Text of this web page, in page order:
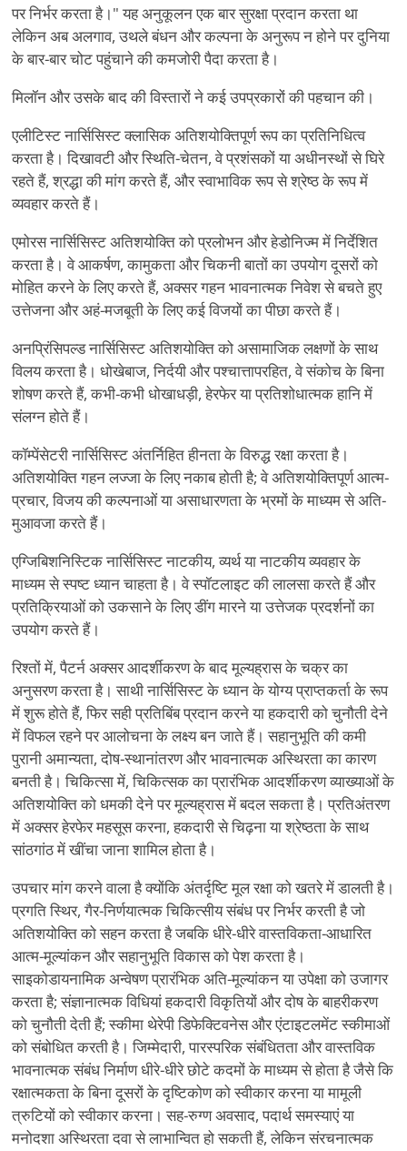
पर निर्भर करता है।" यह अनुकूलन एक बार सुरक्षा प्रदान करता था
लेकिन अब अलगाव, उथले बंधन और कल्पना के अनुरूप न होने पर दुनिया
के बार-बार चोट पहुंचाने की कमजोरी पैदा करता है।
मिलॉन और उसके बाद की विस्तारों ने कई उपप्रकारों की पहचान की।
एलीटिस्ट नार्सिसिस्ट क्लासिक अतिशयोक्तिपूर्ण रूप का प्रतिनिधित्व
करता है। दिखावटी और स्थिति-चेतन, वे प्रशंसकों या अधीनस्थों से घिरे
रहते हैं, श्रद्धा की मांग करते हैं, और स्वाभाविक रूप से श्रेष्ठ के रूप में
व्यवहार करते हैं।
एमोरस नार्सिसिस्ट अतिशयोक्ति को प्रलोभन और हेडोनिज्म में निर्देशित
करता है। वे आकर्षण, कामुकता और चिकनी बातों का उपयोग दूसरों को
मोहित करने के लिए करते हैं, अक्सर गहन भावनात्मक निवेश से बचते हुए
उत्तेजना और अहं-मजबूती के लिए कई विजयों का पीछा करते हैं।
अनप्रिंसिपल्ड नार्सिसिस्ट अतिशयोक्ति को असामाजिक लक्षणों के साथ
विलय करता है। धोखेबाज, निर्दयी और पश्चात्तापरहित, वे संकोच के बिना
शोषण करते हैं, कभी-कभी धोखाधड़ी, हेरफेर या प्रतिशोधात्मक हानि में
संलग्न होते हैं।
कॉम्पेंसेटरी नार्सिसिस्ट अंतर्निहित हीनता के विरुद्ध रक्षा करता है।
अतिशयोक्ति गहन लज्जा के लिए नकाब होती है; वे अतिशयोक्तिपूर्ण आत्म-
प्रचार, विजय की कल्पनाओं या असाधारणता के भ्रमों के माध्यम से अति-
मुआवजा करते हैं।
एग्जिबिशनिस्टिक नार्सिसिस्ट नाटकीय, व्यर्थ या नाटकीय व्यवहार के
माध्यम से स्पष्ट ध्यान चाहता है। वे स्पॉटलाइट की लालसा करते हैं और
प्रतिक्रियाओं को उकसाने के लिए डींग मारने या उत्तेजक प्रदर्शनों का
उपयोग करते हैं।
रिश्तों में, पैटर्न अक्सर आदर्शीकरण के बाद मूल्यह्रास के चक्र का
अनुसरण करता है। साथी नार्सिसिस्ट के ध्यान के योग्य प्राप्तकर्ता के रूप
में शुरू होते हैं, फिर सही प्रतिबिंब प्रदान करने या हकदारी को चुनौती देने
में विफल रहने पर आलोचना के लक्ष्य बन जाते हैं। सहानुभूति की कमी
पुरानी अमान्यता, दोष-स्थानांतरण और भावनात्मक अस्थिरता का कारण
बनती है। चिकित्सा में, चिकित्सक का प्रारंभिक आदर्शीकरण व्याख्याओं के
अतिशयोक्ति को धमकी देने पर मूल्यह्रास में बदल सकता है। प्रतिअंतरण
में अक्सर हेरफेर महसूस करना, हकदारी से चिढ़ना या श्रेष्ठता के साथ
सांठगांठ में खींचा जाना शामिल होता है।
उपचार मांग करने वाला है क्योंकि अंतर्दृष्टि मूल रक्षा को खतरे में डालती है।
प्रगति स्थिर, गैर-निर्णयात्मक चिकित्सीय संबंध पर निर्भर करती है जो
अतिशयोक्ति को सहन करता है जबकि धीरे-धीरे वास्तविकता-आधारित
आत्म-मूल्यांकन और सहानुभूति विकास को पेश करता है।
साइकोडायनामिक अन्वेषण प्रारंभिक अति-मूल्यांकन या उपेक्षा को उजागर
करता है; संज्ञानात्मक विधियां हकदारी विकृतियों और दोष के बाहरीकरण
को चुनौती देती हैं; स्कीमा थेरेपी डिफेक्टिवनेस और एंटाइटलमेंट स्कीमाओं
को संबोधित करती है। जिम्मेदारी, पारस्परिक संबंधितता और वास्तविक
भावनात्मक संबंध निर्माण धीरे-धीरे छोटे कदमों के माध्यम से होता है जैसे कि
रक्षात्मकता के बिना दूसरों के दृष्टिकोण को स्वीकार करना या मामूली
त्रुटियों को स्वीकार करना। सह-रुग्ण अवसाद, पदार्थ समस्याएं या
मनोदशा अस्थिरता दवा से लाभान्वित हो सकती हैं, लेकिन संरचनात्मक